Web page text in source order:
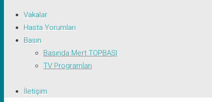
Vakalar
Hasta Yorumları
Basın
Basında Mert TOPBAŞI
TV Programları
İletişim